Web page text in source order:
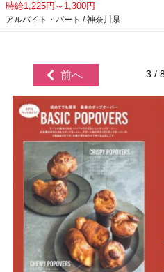
時給1,225円～1,300円
アルバイト・パート / 神奈川県
前へ 3 /